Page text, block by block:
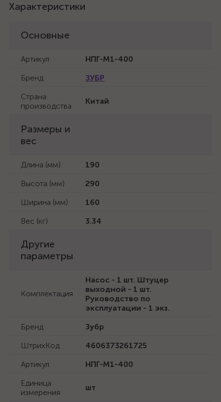
Характеристики
Основные
Артикул
НПГ-М1-400
Бренд
ЗУБР
Страна
производства
Китай
Размеры и
вес
Длина (мм)
190
Высота (мм)
290
Ширина (мм)
160
Вес (кг)
3.34
Другие
параметры
Комплектация
Насос - 1 шт. Штуцер
выходной - 1 шт.
Руководство по
эксплуатации - 1 экз.
Бренд
Зубр
ШтрихКод
4606373261725
Артикул
НПГ-М1-400
Единица
измерения
шт